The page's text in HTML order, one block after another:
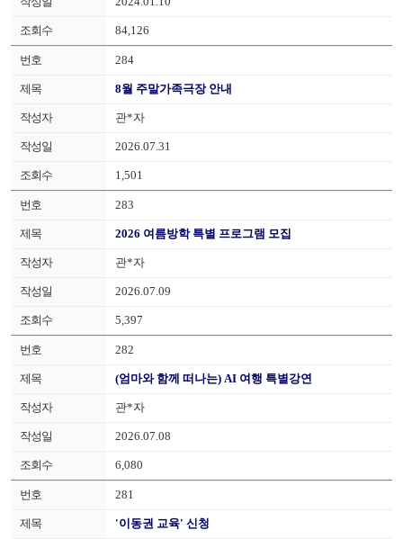
84,126
284
8월 주말가족극장 안내
관*자
2026.07.31
1,501
283
2026 여름방학 특별 프로그램 모집
관*자
2026.07.09
5,397
282
(엄마와 함께 떠나는) AI 여행 특별강연
관*자
2026.07.08
6,080
281
'이동권 교육' 신청